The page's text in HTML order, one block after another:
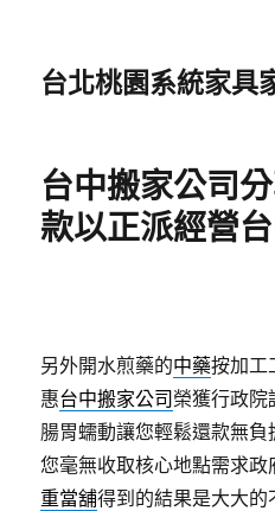
台北桃園系統家具
台中搬家公司
款以正派經營
另外開水煎藥的中藥按加工
惠台中搬家公司 榮獲行政院
腸胃蠕動讓您輕鬆還款無負
您毫無收取核心地點需求
重當舖得到的結果是大大的